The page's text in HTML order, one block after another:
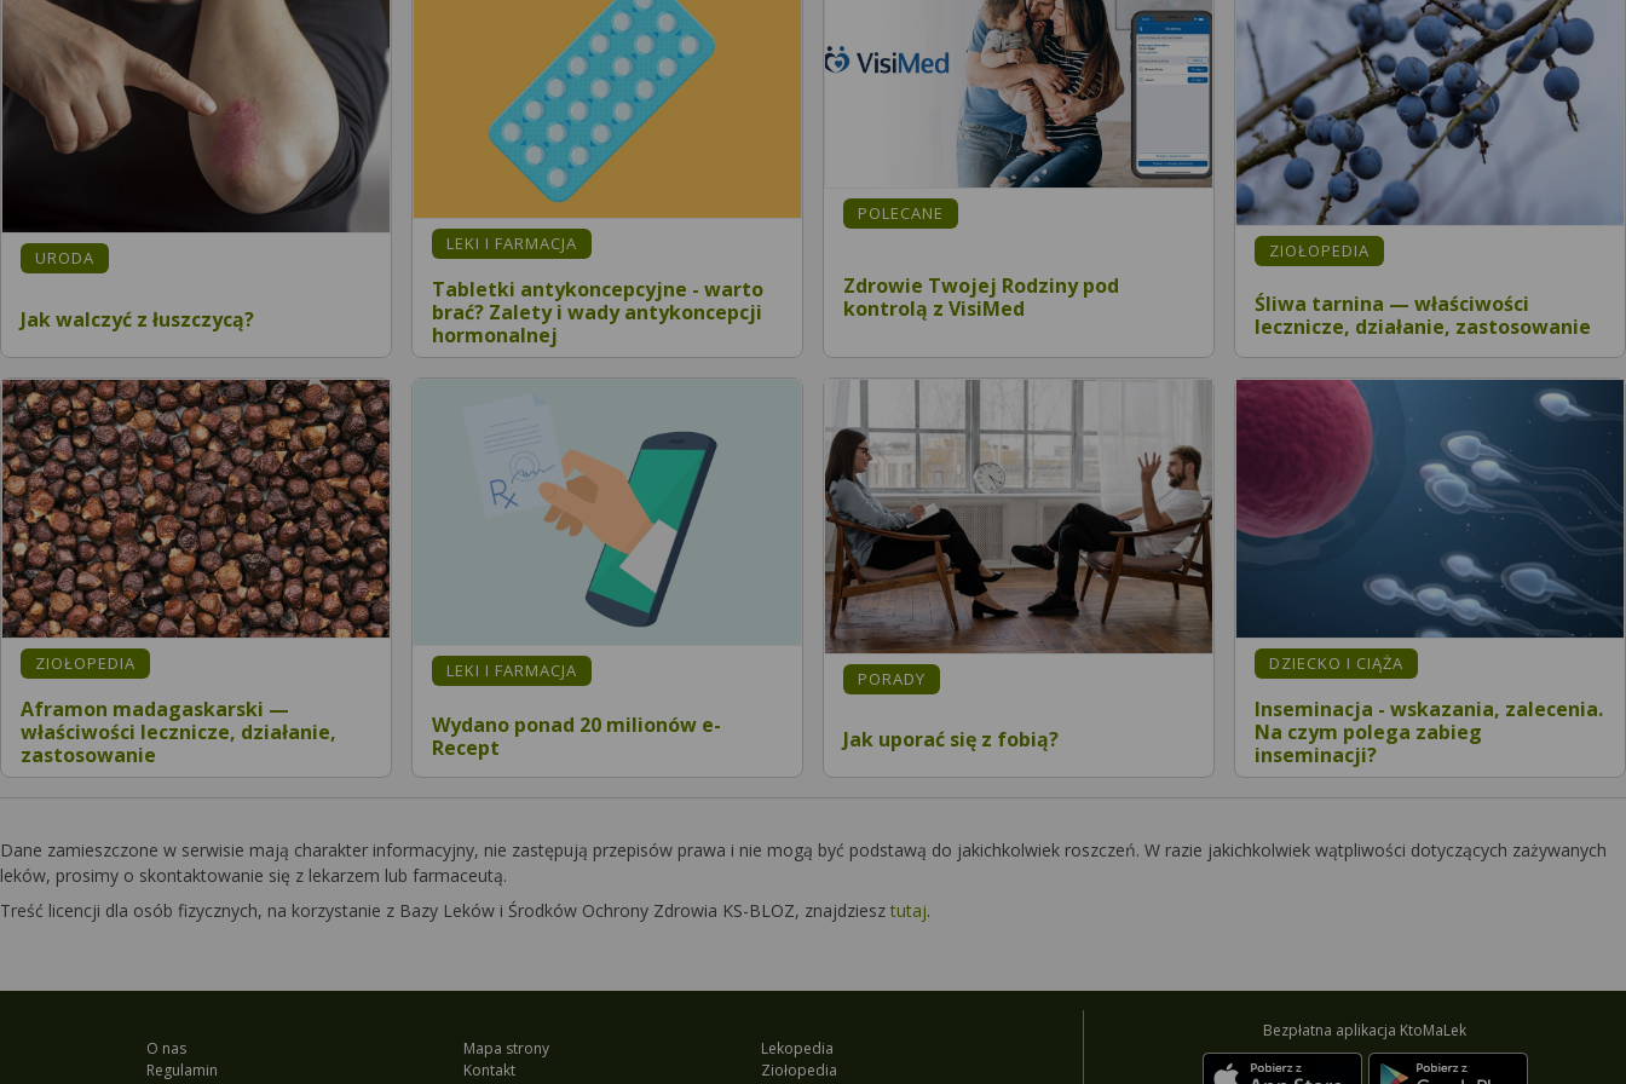
URODA
Jak walczyć z łuszczycą?
LEKI I FARMACJA
Tabletki antykoncepcyjne - warto
brać? Zalety i wady antykoncepcji
hormonalnej
POLECANE
Zdrowie Twojej Rodziny pod
kontrolą z VisiMed
ZIOŁOPEDIA
Śliwa tarnina — właściwości
lecznicze, działanie, zastosowanie
ZIOŁOPEDIA
Aframon madagaskarski —
właściwości lecznicze, działanie,
zastosowanie
LEKI I FARMACJA
Wydano ponad 20 milionów e-
Recept
PORADY
Jak uporać się z fobią?
DZIECKO I CIĄŻA
Inseminacja - wskazania, zalecenia.
Na czym polega zabieg
inseminacji?
Dane zamieszczone w serwisie mają charakter informacyjny, nie zastępują przepisów prawa i nie mogą być podstawą do jakichkolwiek roszczeń. W razie jakichkolwiek wątpliwości dotyczących zażywanych
leków, prosimy o skontaktowanie się z lekarzem lub farmaceutą.
Treść licencji dla osób fizycznych, na korzystanie z Bazy Leków i Środków Ochrony Zdrowia KS-BLOZ, znajdziesz tutaj.
O nas
Regulamin
Mapa strony
Kontakt
Lekopedia
Ziołopedia
Bezpłatna aplikacja KtoMaLek